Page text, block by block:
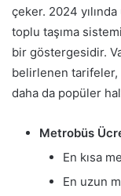
çeker. 2024
toplu taşıma
bir göstergesidir.
belirlenen tarifeler,
daha da popüler
Metrobüs
En kısa
En uzun